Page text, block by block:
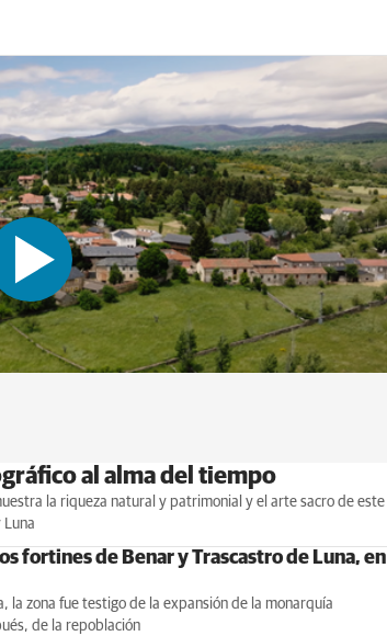
al alma del tiempo
la riqueza natural y patrimonial y el arte sacro de este
Luna
fortines de Benar y Trascastro de Luna, en
la zona fue testigo de la expansión de la monarquía
de la repoblación